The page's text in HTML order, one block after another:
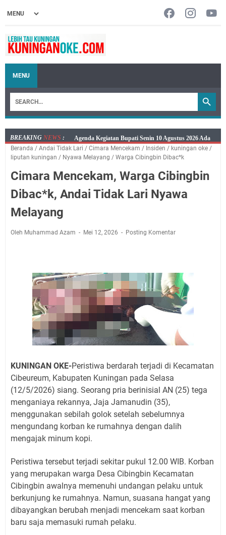
MENU
BREAKING NEWS :
Ini Jadwal Samsat Keliling Kuningan Senin 10 Agustus
2026
Kuningan Ada di Empat Lokasi
Kaya Salat, Miskin Salat, Apapun Tetap Cari Allah, Ini
Jadwal Salat Wilayah Kuningan Senin 10 Agustus 2026
Sabtu 8 Agustus 2026 Layanan Mobil Samsat Keliling
Ada di Sini!
Agenda Kegiatan Bupati Kuningan Jumat 7 Agustus
2026 Ada Tiga, Tapi yang Bakal Dihadiri Hanya Satu
Selasa 11 Agustus 2026 Bakal Terjadi Pemadaman
Listrik di Wilayah Kuningan
Tiga, Wabup dan Sekda Kuningan Dua Acara
Beranda / Andai Tidak Lari / Cimara Mencekam / Insiden / kuningan oke /
liputan kuningan / Nyawa Melayang / Warga Cibingbin Dibac*k
Cimara Mencekam, Warga Cibingbin
Dibac*k, Andai Tidak Lari Nyawa
Melayang
Oleh Muhammad Azam Mei 12, 2026 Posting Komentar
KUNINGAN OKE-Peristiwa berdarah terjadi di Kecamatan
Cibeureum, Kabupaten Kuningan pada Selasa
(12/5/2026) siang. Seorang pria berinisial AN (25) tega
menganiaya rekannya, Jaja Jamanudin (35),
menggunakan sebilah golok setelah sebelumnya
mengundang korban ke rumahnya dengan dalih
mengajak minum kopi.
Peristiwa tersebut terjadi sekitar pukul 12.00 WIB. Korban
yang merupakan warga Desa Cibingbin Kecamatan
Cibingbin awalnya memenuhi undangan pelaku untuk
berkunjung ke rumahnya. Namun, suasana hangat yang
dibayangkan berubah menjadi mencekam saat korban
baru saja memasuki rumah pelaku.